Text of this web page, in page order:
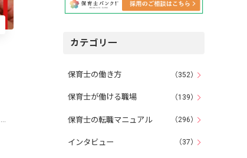
カテゴリ一
保育士の働き方 （352）
保育士が働ける職場 （139）
保育士の転職マニュアル （296）
インタビュー （37）